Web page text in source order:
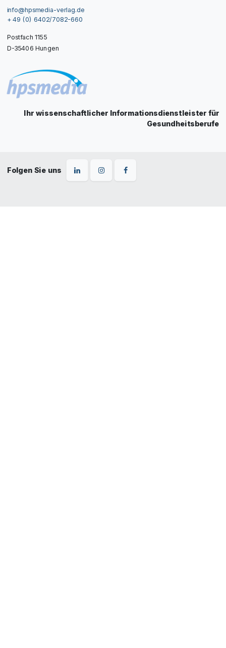
info@hpsmedia-verlag.de
+ 49 (0) 6402/7082-660
Postfach 1155
D-35406 Hungen
Ihr wissenschaftlicher Informationsdienstleister für
Gesundheitsberufe
Folgen Sie uns